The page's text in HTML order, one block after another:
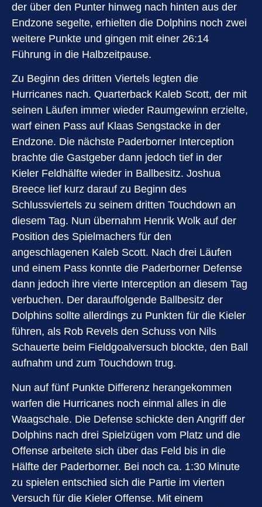
der über den Punter hinweg nach hinten aus der
Endzone segelte, erhielten die Dolphins noch zwei
weitere Punkte und gingen mit einer 26:14
Führung in die Halbzeitpause.
Zu Beginn des dritten Viertels legten die
Hurricanes nach. Quarterback Kaleb Scott, der mit
seinen Läufen immer wieder Raumgewinn erzielte,
warf einen Pass auf Klaas Sengstacke in der
Endzone. Die nächste Paderborner Interception
brachte die Gastgeber dann jedoch tief in der
Kieler Feldhälfte wieder in Ballbesitz. Joshua
Breece lief kurz darauf zu Beginn des
Schlussviertels zu seinem dritten Touchdown an
diesem Tag. Nun übernahm Henrik Wolk auf der
Position des Spielmachers für den
angeschlagenen Kaleb Scott. Nach drei Läufen
und einem Pass konnte die Paderborner Defense
dann jedoch ihre vierte Interception an diesem Tag
verbuchen. Der darauffolgende Ballbesitz der
Dolphins sollte allerdings zu Punkten für die Kieler
führen, als Rob Revels den Schuss von Nils
Schauerte beim Fieldgoalversuch blockte, den Ball
aufnahm und zum Touchdown trug.
Nun auf fünf Punkte Differenz herangekommen
warfen die Hurricanes noch einmal alles in die
Waagschale. Die Defense schickte den Angriff der
Dolphins nach drei Spielzügen vom Platz und die
Offense arbeitete sich über das Feld bis in die
Hälfte der Paderborner. Bei noch ca. 1:30 Minute
zu spielen entschied sich die Partie im vierten
Versuch für die Kieler Offense. Mit einem